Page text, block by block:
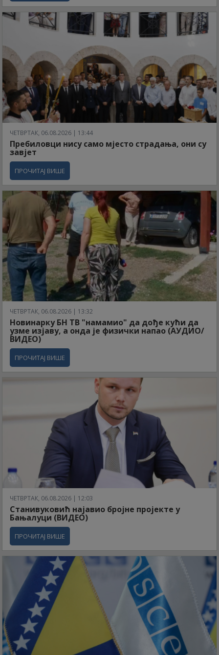
ЧЕТВРТАК, 06.08.2026 | 13:44
Пребиловци нису само мјесто страдања, они су
завјет
ПРОЧИТАЈ ВИШЕ
ЧЕТВРТАК, 06.08.2026 | 13:32
Новинарку БН ТВ "намамио" да дође кући да
узме изјаву, а онда је физички напао (АУДИО/
ВИДЕО)
ПРОЧИТАЈ ВИШЕ
ЧЕТВРТАК, 06.08.2026 | 12:03
Станивуковић најавио бројне пројекте у
Бањалуци (ВИДЕО)
ПРОЧИТАЈ ВИШЕ